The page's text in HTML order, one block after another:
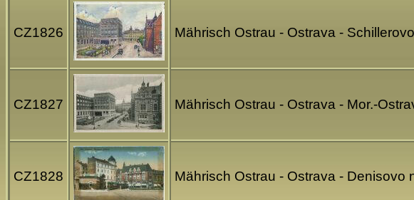
CZ1826 Mährisch Ostrau - Ostrava -
CZ1827 Mährisch Ostrau - Ostrava - Mor.-
CZ1828 Mährisch Ostrau - Ostrava - Denisovo